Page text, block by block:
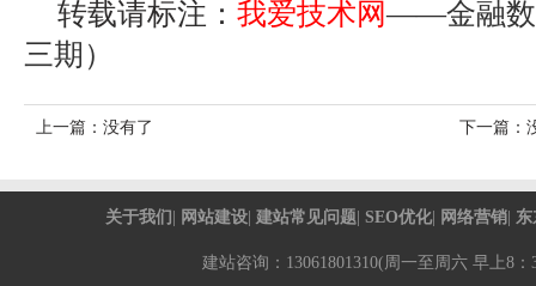
转载请标注： 我爱技术网——金融
三期）
上一篇：没有了 下一篇：
关于我们 网站建设 |建站常见问题 |SEO优化 网络营销
建站咨询：13061801310(周一至周六 早上8